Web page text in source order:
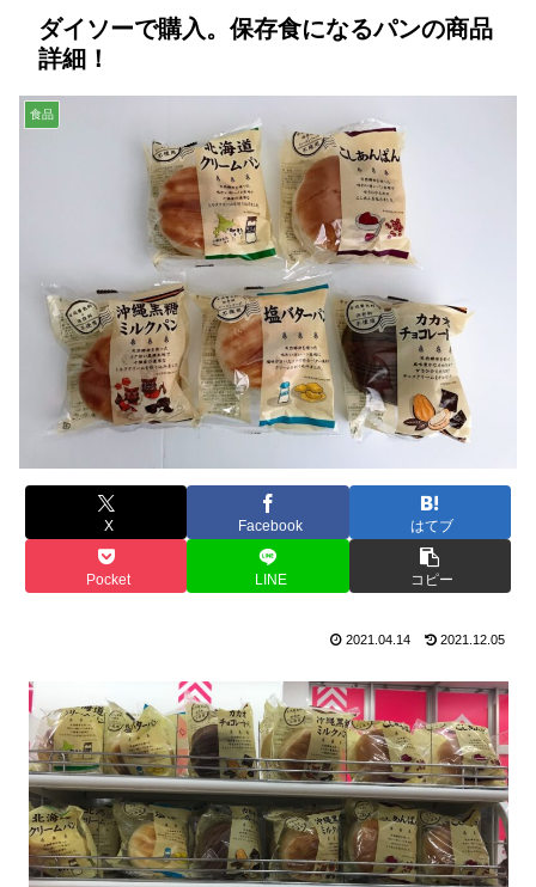
ダイソーで購入。保存食になるパンの商品
詳細！
食品
X Facebook はてブ
Pocket LINE コピー
2021.04.14 2021.12.05